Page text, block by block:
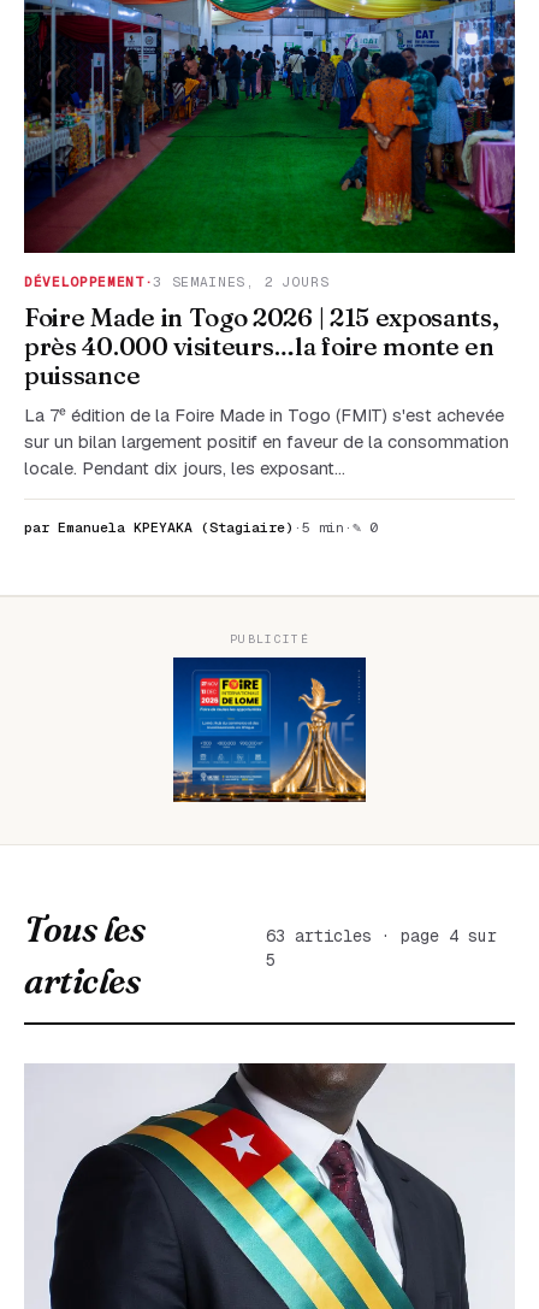
DÉVELOPPEMENT·3 SEMAINES, 2 JOURS
Foire Made in Togo 2026 | 215 exposants,
près 40.000 visiteurs…la foire monte en
puissance
La 7ᵉ édition de la Foire Made in Togo (FMIT) s'est achevée
sur un bilan largement positif en faveur de la consommation
locale. Pendant dix jours, les exposant…
par Emanuela KPEYAKA (Stagiaire) · 5 min · ✎ 0
PUBLICITÉ
Tous les
articles
63 articles · page 4 sur
5